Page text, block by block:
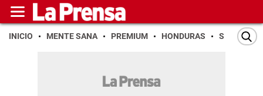
INICIO MENTE SANA PREMIUM HONDURAS SAN PEDRO